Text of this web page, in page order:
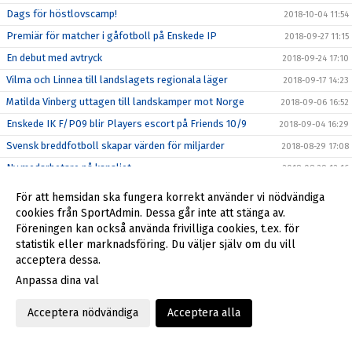
Dags för höstlovscamp! 2018-10-04 11:54
Premiär för matcher i gåfotboll på Enskede IP 2018-09-27 11:15
En debut med avtryck 2018-09-24 17:10
Vilma och Linnea till landslagets regionala läger 2018-09-17 14:23
Matilda Vinberg uttagen till landskamper mot Norge 2018-09-06 16:52
Enskede IK F/P09 blir Players escort på Friends 10/9 2018-09-04 16:29
Svensk breddfotboll skapar värden för miljarder 2018-08-29 17:08
Ny medarbetare på kansliet 2018-08-29 12:16
Enskede IK:s styrelse 2018 2018-08-27 16:01
Dags för Fotbollsskolans hösttermin för barn födda 2013 2018-08-24 12:03
Tack till alla 2018-08-24 11:37
Enskedes herrar möter Superettanlaget Degerfors i
Svenska Cupen nu på torsdag 23/8
Kommer det att hända igen..?
Matilda Vinberg uttagen till F15-landslaget
För att hemsidan ska fungera korrekt använder vi nödvändiga
cookies från SportAdmin. Dessa går inte att stänga av.
Föreningen kan också använda frivilliga cookies, t.ex. för
statistik eller marknadsföring. Du väljer själv om du vill
acceptera dessa.
Anpassa dina val
Acceptera nödvändiga Acceptera alla